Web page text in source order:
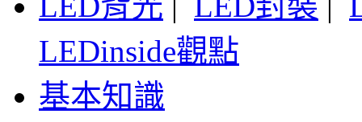
LEDinside觀點
基本知識